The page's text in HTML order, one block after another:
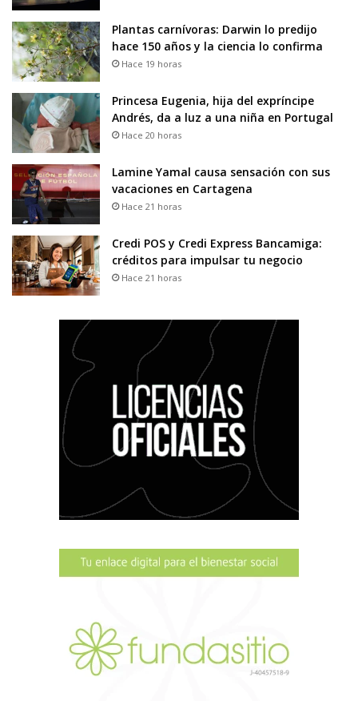
Plantas carnívoras: Darwin lo predijo
hace 150 años y la ciencia lo confirma
Hace 19 horas
Princesa Eugenia, hija del expríncipe
Andrés, da a luz a una niña en Portugal
Hace 20 horas
Lamine Yamal causa sensación con sus
vacaciones en Cartagena
Hace 21 horas
Credi POS y Credi Express Bancamiga:
créditos para impulsar tu negocio
Hace 21 horas